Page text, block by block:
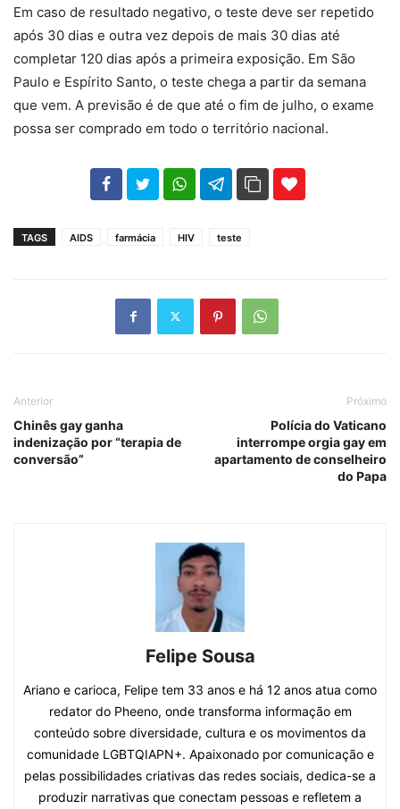
Em caso de resultado negativo, o teste deve ser repetido
após 30 dias e outra vez depois de mais 30 dias até
completar 120 dias após a primeira exposição. Em São
Paulo e Espírito Santo, o teste chega a partir da semana
que vem. A previsão é de que até o fim de julho, o exame
possa ser comprado em todo o território nacional.
102 35
TAGS AIDS farmácia HIV teste
Anterior
Chinês gay ganha
indenização por “terapia de
conversão”
Próximo
Polícia do Vaticano
interrompe orgia gay em
apartamento de conselheiro
do Papa
Felipe Sousa
Ariano e carioca, Felipe tem 33 anos e há 12 anos atua como
redator do Pheeno, onde transforma informação em
conteúdo sobre diversidade, cultura e os movimentos da
comunidade LGBTQIAPN+. Apaixonado por comunicação e
pelas possibilidades criativas das redes sociais, dedica-se a
produzir narrativas que conectam pessoas e refletem a